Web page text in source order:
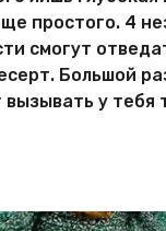
простого. 4
смогут
Большой
у тебя